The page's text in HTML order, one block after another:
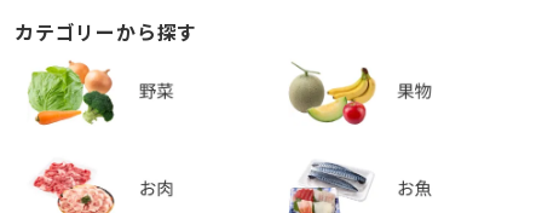
カテゴリーから探す